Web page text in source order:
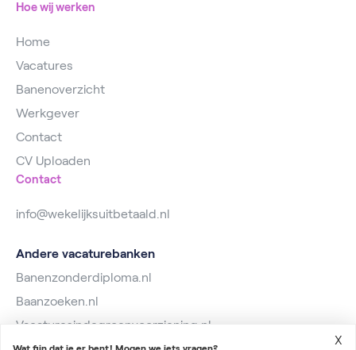
Hoe wij werken
Home
Vacatures
Banenoverzicht
Werkgever
Contact
CV Uploaden
Contact
info@wekelijksuitbetaald.nl
Andere vacaturebanken
Banenzonderdiploma.nl
Baanzoeken.nl
Vacaturesindegroenvoorziening.nl
X